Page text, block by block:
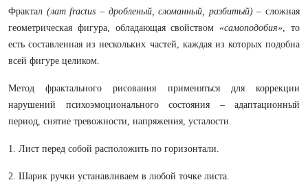
Фрактал (лат fractus – дробленый, сломанный, разбитый)– сложная
геометрическая фигура, обладающая свойством«самоподобия», то
есть составленная из нескольких частей, каждая из которых подобна
всей фигуре целиком.
Метод фрактального рисования применяться для коррекции
нарушений психоэмоционального состояния – адаптационный
период, снятие тревожности, напряжения, усталости.
1. Лист перед собой расположить по горизонтали.
2. Шарик ручки устанавливаем в любой точке листа.